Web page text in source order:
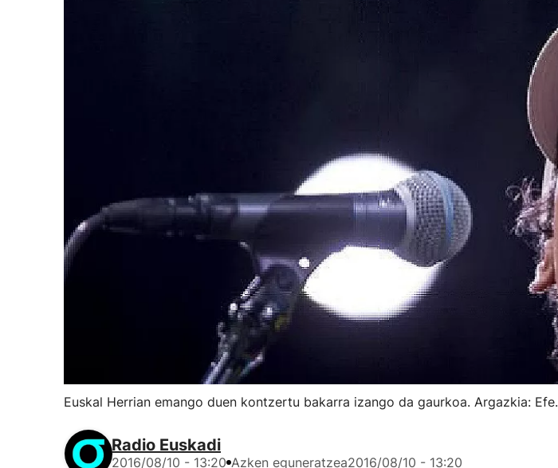
Euskal Herrian emango duen kontzertu bakarra izango da gaurkoa. Argazkia: Efe.
Radio Euskadi
2016/08/10 - 13:20 Azken eguneratzea2016/08/10 - 13:20